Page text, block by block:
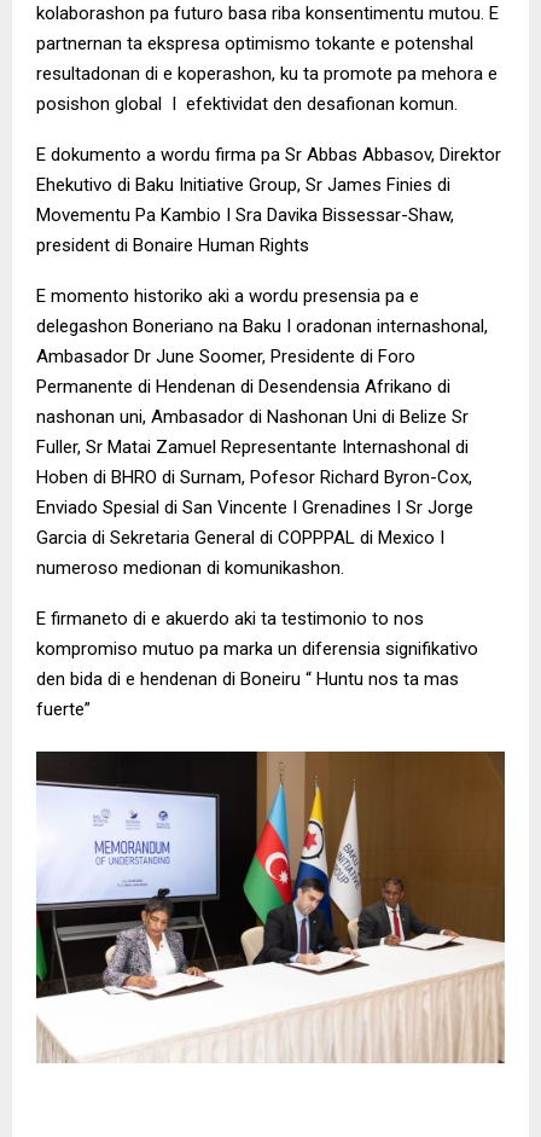
kolaborashon pa futuro basa riba konsentimentu mutou. E
partnernan ta ekspresa optimismo tokante e potenshal
resultadonan di e koperashon, ku ta promote pa mehora e
posishon global I efektividat den desafionan komun.
E dokumento a wordu firma pa Sr Abbas Abbasov, Direktor
Ehekutivo di Baku Initiative Group, Sr James Finies di
Movementu Pa Kambio I Sra Davika Bissessar-Shaw,
president di Bonaire Human Rights
E momento historiko aki a wordu presensia pa e
delegashon Boneriano na Baku I oradonan internashonal,
Ambasador Dr June Soomer, Presidente di Foro
Permanente di Hendenan di Desendensia Afrikano di
nashonan uni, Ambasador di Nashonan Uni di Belize Sr
Fuller, Sr Matai Zamuel Representante Internashonal di
Hoben di BHRO di Surnam, Pofesor Richard Byron-Cox,
Enviado Spesial di San Vincente I Grenadines I Sr Jorge
Garcia di Sekretaria General di COPPPAL di Mexico I
numeroso medionan di komunikashon.
E firmaneto di e akuerdo aki ta testimonio to nos
kompromiso mutuo pa marka un diferensia signifikativo
den bida di e hendenan di Boneiru “ Huntu nos ta mas
fuerte”